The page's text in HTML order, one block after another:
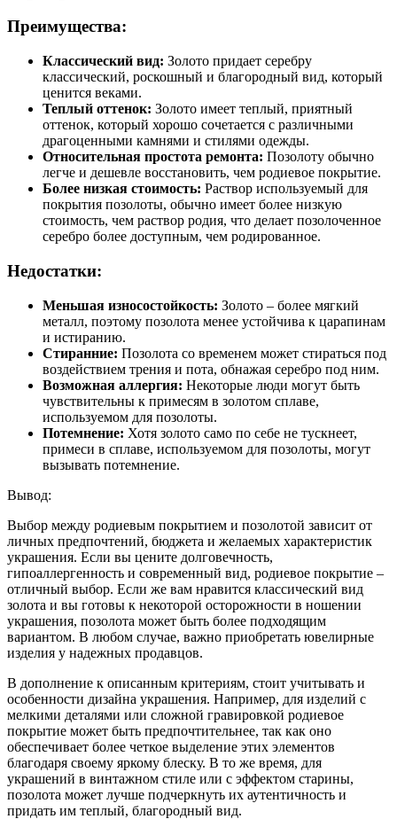
Преимущества:
Классический вид: Золото придает серебру
классический, роскошный и благородный вид, который
ценится веками.
Теплый оттенок: Золото имеет теплый, приятный
оттенок, который хорошо сочетается с различными
драгоценными камнями и стилями одежды.
Относительная простота ремонта: Позолоту обычно
легче и дешевле восстановить, чем родиевое покрытие.
Более низкая стоимость: Раствор используемый для
покрытия позолоты, обычно имеет более низкую
стоимость, чем раствор родия, что делает позолоченное
серебро более доступным, чем родированное.
Недостатки:
Меньшая износостойкость: Золото – более мягкий
металл, поэтому позолота менее устойчива к царапинам
и истиранию.
Стиранние: Позолота со временем может стираться под
воздействием трения и пота, обнажая серебро под ним.
Возможная аллергия: Некоторые люди могут быть
чувствительны к примесям в золотом сплаве,
используемом для позолоты.
Потемнение: Хотя золото само по себе не тускнеет,
примеси в сплаве, используемом для позолоты, могут
вызывать потемнение.
Вывод:
Выбор между родиевым покрытием и позолотой зависит от
личных предпочтений, бюджета и желаемых характеристик
украшения. Если вы цените долговечность,
гипоаллергенность и современный вид, родиевое покрытие –
отличный выбор. Если же вам нравится классический вид
золота и вы готовы к некоторой осторожности в ношении
украшения, позолота может быть более подходящим
вариантом. В любом случае, важно приобретать ювелирные
изделия у надежных продавцов.
В дополнение к описанным критериям, стоит учитывать и
особенности дизайна украшения. Например, для изделий с
мелкими деталями или сложной гравировкой родиевое
покрытие может быть предпочтительнее, так как оно
обеспечивает более четкое выделение этих элементов
благодаря своему яркому блеску. В то же время, для
украшений в винтажном стиле или с эффектом старины,
позолота может лучше подчеркнуть их аутентичность и
придать им теплый, благородный вид.